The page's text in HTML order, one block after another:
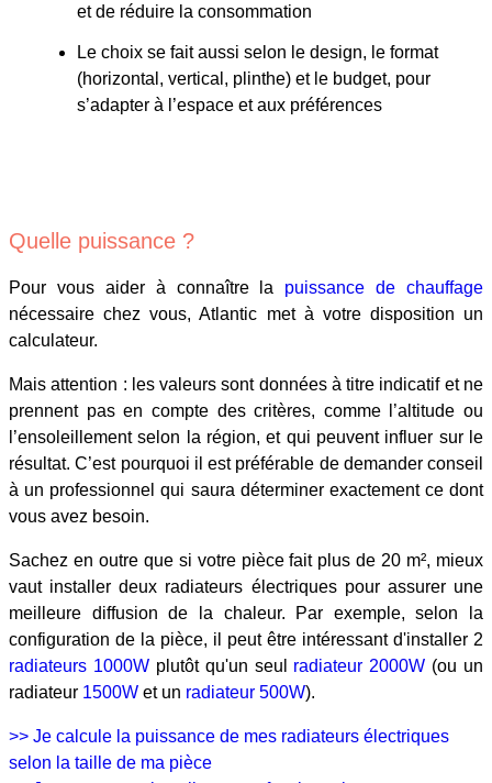
et de réduire la consommation
Le choix se fait aussi selon le design, le format
(horizontal, vertical, plinthe) et le budget, pour
s’adapter à l’espace et aux préférences
Quelle puissance ?
Pour vous aider à connaître la puissance de chauffage
nécessaire chez vous, Atlantic met à votre disposition un
calculateur.
Mais attention : les valeurs sont données à titre indicatif et ne
prennent pas en compte des critères, comme l’altitude ou
l’ensoleillement selon la région, et qui peuvent influer sur le
résultat. C’est pourquoi il est préférable de demander conseil
à un professionnel qui saura déterminer exactement ce dont
vous avez besoin.
Sachez en outre que si votre pièce fait plus de 20 m², mieux
vaut installer deux radiateurs électriques pour assurer une
meilleure diffusion de la chaleur. Par exemple, selon la
configuration de la pièce, il peut être intéressant d'installer 2
radiateurs 1000Wplutôt qu'un seul radiateur 2000W (ou un
radiateur 1500W et un radiateur 500W).
>> Je calcule la puissance de mes radiateurs électriques
selon la taille de ma pièce